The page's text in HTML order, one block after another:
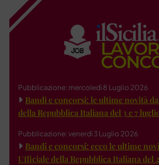
Pubblicazione: mercoledì 8 Luglio 2026
Bandi e concorsi: le ultime novità
della Repubblica Italiana del 3 e 7
Pubblicazione: venerdì 3 Luglio 2026
Bandi e concorsi: ecco le ultime
Ufficiale della Repubblica Italiana del